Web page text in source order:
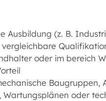
Ausbildung (z. B.
oder im bereich
Wartungsplänen oder